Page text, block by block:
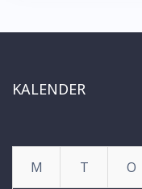
KALENDER
M
T O